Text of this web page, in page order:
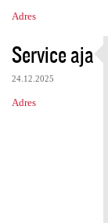
Adres
Service aja
24.12.2025
Adres